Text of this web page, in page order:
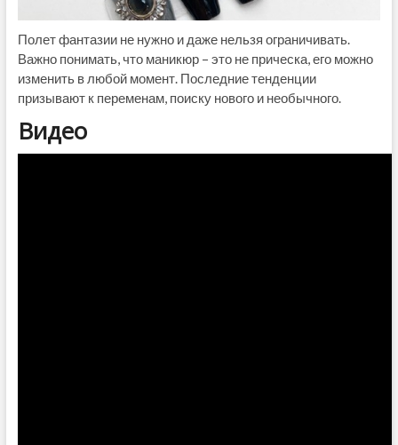
Полет фантазии не нужно и даже нельзя ограничивать.
Важно понимать, что маникюр – это не прическа, его можно
изменить в любой момент. Последние тенденции
призывают к переменам, поиску нового и необычного.
Видео